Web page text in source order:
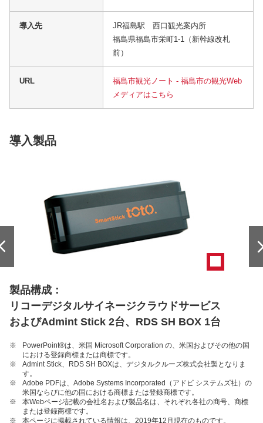
導入先
JR福島駅 西口観光案内所
福島県福島市栄町1-1（新幹線改札
前）
URL
福島市観光ノート - 福島市の観光Web
メディアはこちら
導入製品
製品構成：
リコーデジタルサイネージクラウドサービス
およびAdmint Stick 2台、RDS SH BOX 1台
※
PowerPoint®は、米国 Microsoft Corporation の、米国およびその他の国
における登録商標または商標です。
※
Admint Stick、RDS SH BOXは、デジタルクルーズ株式会社製となりま
す。
※
Adobe PDFは、Adobe Systems Incorporated（アドビ システムズ社）の
米国ならびに他の国における商標または登録商標です。
※
本Webページ記載の会社名および製品名は、それぞれ各社の商号、商標
または登録商標です。
※
本ページに掲載されている情報は、2019年12月現在のものです。